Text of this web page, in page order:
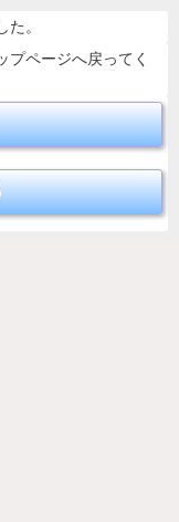
。
プページへ戻ってく